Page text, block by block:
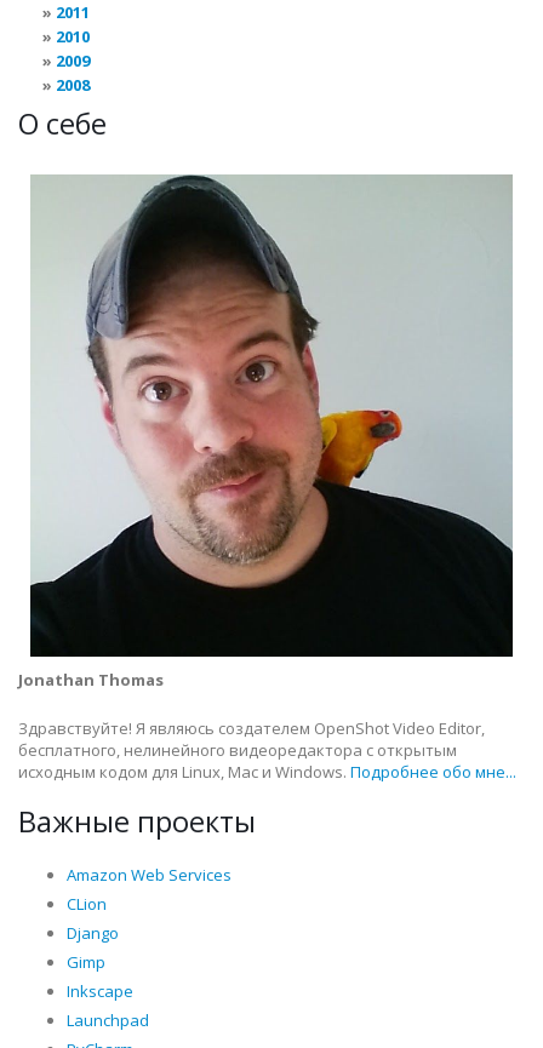
2011
2010
2009
2008
О себе
Jonathan Thomas
Здравствуйте! Я являюсь создателем OpenShot Video Editor,
бесплатного, нелинейного видеоредактора с открытым
исходным кодом для Linux, Mac и Windows. Подробнее обо мне...
Важные проекты
Amazon Web Services
CLion
Django
Gimp
Inkscape
Launchpad